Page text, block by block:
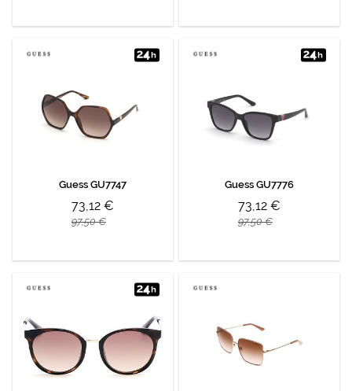
Guess GU7747
73,12 €
97,50 €
Guess GU7776
73,12 €
97,50 €